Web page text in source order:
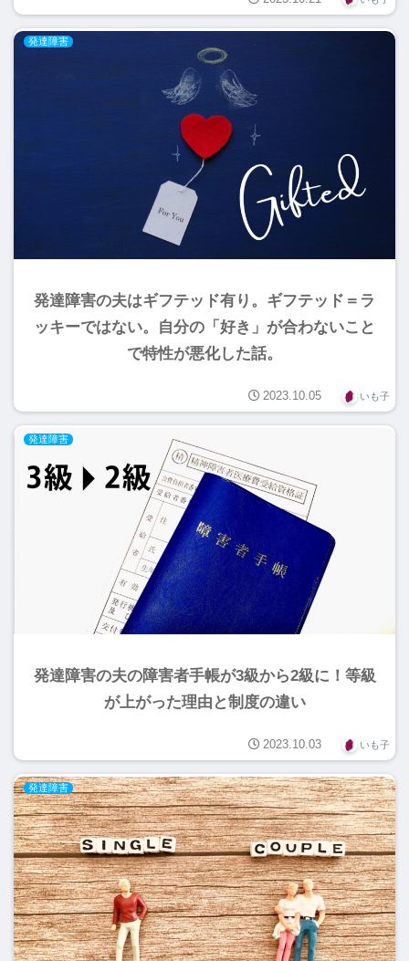
発達障害
発達障害の夫はギフテッド有り。ギフテッド＝ラ
ッキーではない。自分の「好き」が合わないこと
で特性が悪化した話。
2023.10.05 いも子
発達障害
発達障害の夫の障害者手帳が3級から2級に！等級
が上がった理由と制度の違い
2023.10.03 いも子
発達障害